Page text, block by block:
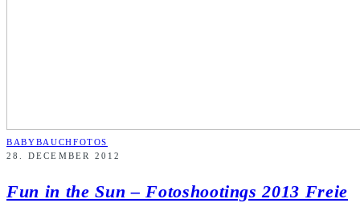
BABYBAUCHFOTOS
28. DECEMBER 2012
Fun in the Sun – Fotoshootings 2013 Freie